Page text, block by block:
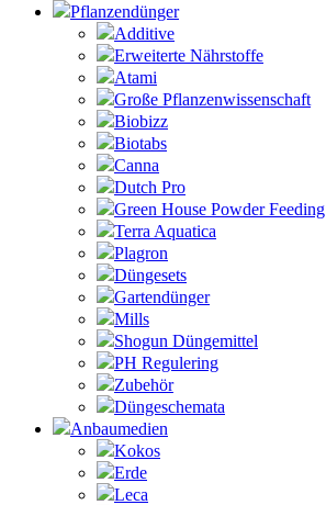
Pflanzendünger
Additive
Erweiterte Nährstoffe
Atami
Große Pflanzenwissenschaft
Biobizz
Biotabs
Canna
Dutch Pro
Green House Powder Feeding
Terra Aquatica
Plagron
Düngesets
Gartendünger
Mills
Shogun Düngemittel
PH Regulering
Zubehör
Düngeschemata
Anbaumedien
Kokos
Erde
Leca